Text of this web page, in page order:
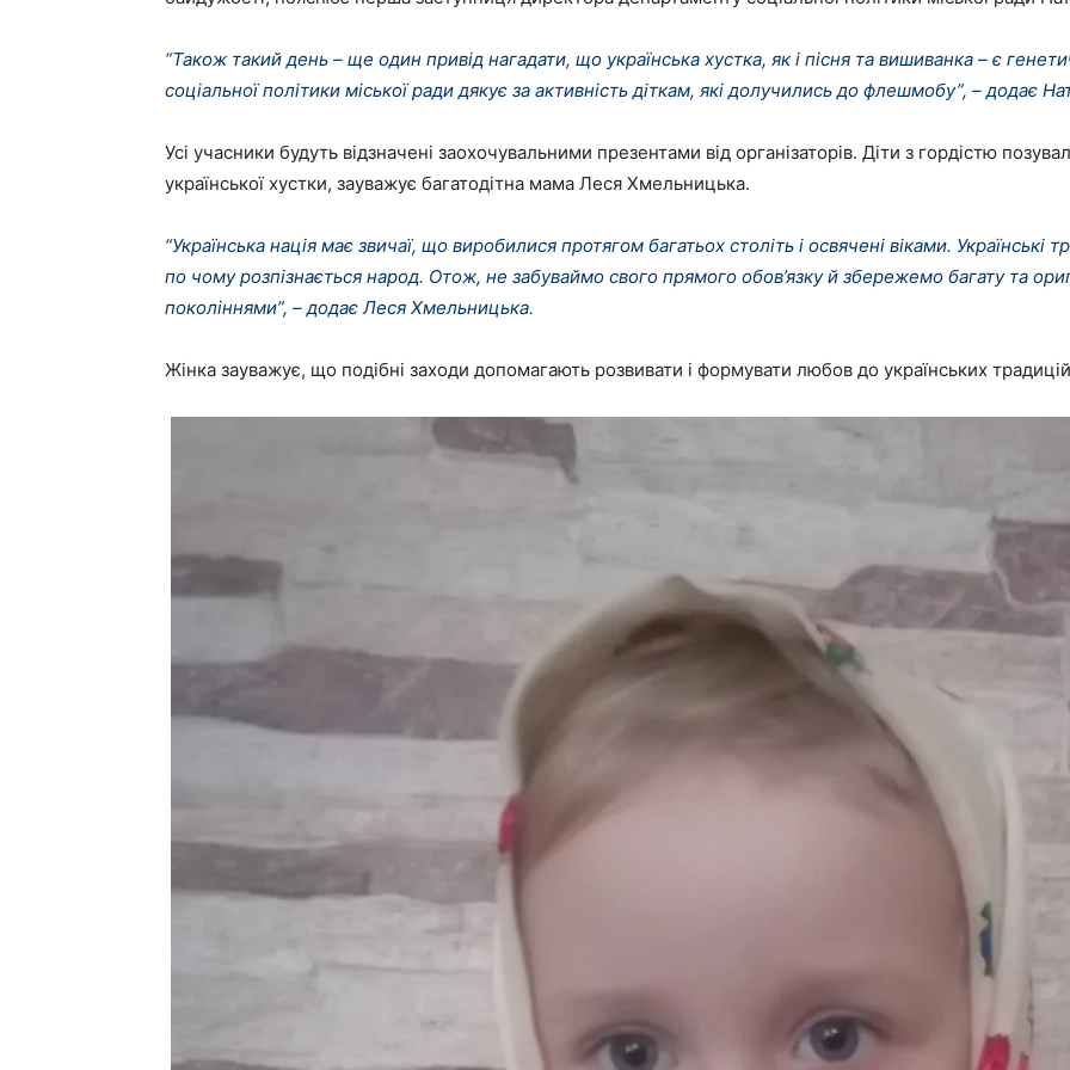
“Також такий день – ще один привід нагадати, що українська хустка, як і пісня та вишиванка – є
соціальної політики міської ради дякує за активність діткам, які долучились до флешмобу”, – додає
Усі учасники будуть відзначені заохочувальними презентами від організаторів. Діти з гордістю
української хустки, зауважує багатодітна мама Леся Хмельницька.
“Українська нація має звичаї, що виробилися протягом багатьох століть і освячені віками. Українські
по чому розпізнається народ. Отож, не забуваймо свого прямого обов’язку й збережемо багату та
поколіннями”, – додає Леся Хмельницька.
Жінка зауважує, що подібні заходи допомагають розвивати і формувати любов до українських